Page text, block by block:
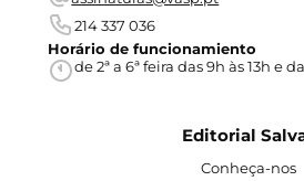
214 337 036
Horário de funcionamiento
de 2ª a 6ª feira das 9h às 13h e
Editorial
Conheça-nos